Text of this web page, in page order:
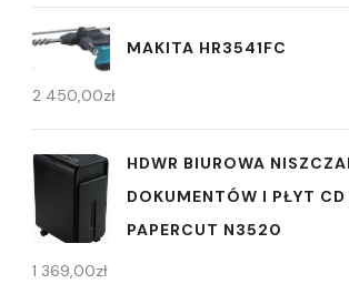
MAKITA HR3541FC
2 450,00zł
HDWR BIUROWA
DOKUMENTÓW I PŁYT CD
PAPERCUT N3520
1 369,00zł